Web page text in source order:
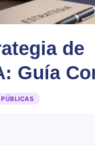
de
Guía
PÚBLICAS